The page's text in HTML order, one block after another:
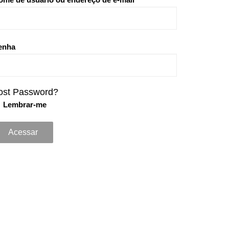
Password?
Lembrar-me